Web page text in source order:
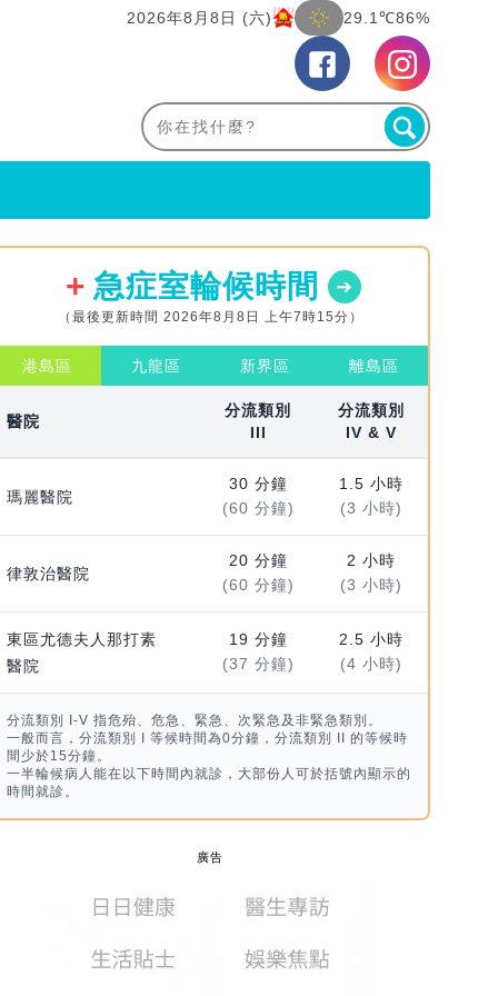
2026年8月8日 (六) 29.1℃86%
急症室輪候時間
（最後更新時間 2026年8月8日 上午7時15分）
港島區 九龍區 新界區 離島區
醫院
分流類別
III
分流類別
IV & V
瑪麗醫院
30 分鐘
(60 分鐘)
1.5 小時
(3 小時)
律敦治醫院
20 分鐘
(60 分鐘)
2 小時
(3 小時)
東區尤德夫人那打素
醫院
19 分鐘
(37 分鐘)
2.5 小時
(4 小時)
分流類別 I-V 指危殆、危急、緊急、次緊急及非緊急類別。
一般而言，分流類別 I 等候時間為0分鐘，分流類別 II 的等候時
間少於15分鐘。
一半輪候病人能在以下時間內就診，大部份人可於括號內顯示的
時間就診。
廣告